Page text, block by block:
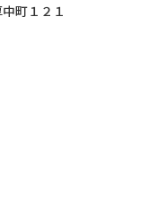
町１２１